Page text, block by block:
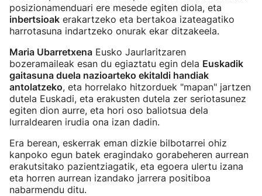
posizionamenduari ere mesede egiten diola, eta
inbertsioak erakartzeko eta bertakoa izateagatiko
harrotasuna indartzeko onurak ekar ditzakeela.
Maria Ubarretxena Eusko Jaurlaritzaren
bozeramaileak esan du egiaztatu egin dela Euskadik
gaitasuna duela nazioarteko ekitaldi handiak
antolatzeko, eta horrelako hitzorduek "mapan" jartzen
dutela Euskadi, eta erakusten dutela zer seriotasunez
egiten dion aurre, eta hori oso baliotsua dela
lurraldearen irudia ona izan dadin.
Era berean, eskerrak eman dizkie bilbotarrei ohiz
kanpoko egun batek eragindako gorabeheren aurrean
erakutsitako pazientziagatik, eta egoera ulertu izana
eta horren aurrean izandako jarrera positiboa
nabarmendu ditu.